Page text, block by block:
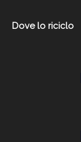
Dove lo riciclo